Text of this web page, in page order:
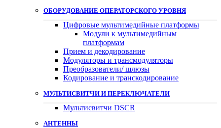
ОБОРУДОВАНИЕ ОПЕРАТОРСКОГО УРОВНЯ
Цифровые мультимедийные платформы
Модули к мультимедийным
платформам
Прием и декодирование
Модуляторы и трансмодуляторы
Преобразователи/ шлюзы
Кодирование и транскодирование
МУЛЬТИСВИТЧИ И ПЕРЕКЛЮЧАТЕЛИ
Мультисвитчи DSCR
АНТЕННЫ